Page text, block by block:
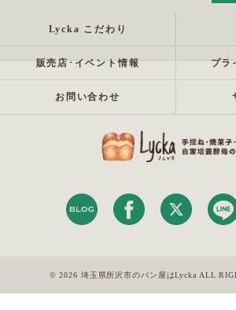
Lycka こだわり
販売店･イベント情報 プラ
お問い合わせ
© 2026 埼玉県所沢市のパン屋はLycka ALL